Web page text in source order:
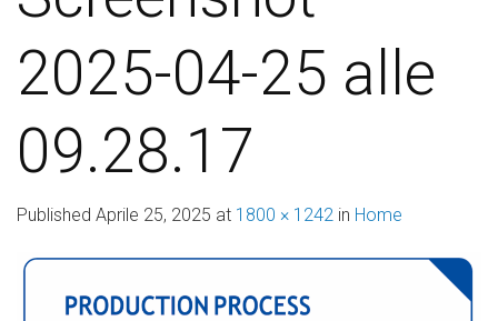
2025-04-25 alle
09.28.17
Published Aprile 25, 2025 at 1800 × 1242 in Home